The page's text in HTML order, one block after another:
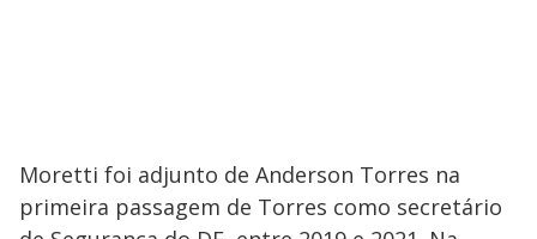
Moretti foi adjunto de Anderson Torres na
primeira passagem de Torres como secretário